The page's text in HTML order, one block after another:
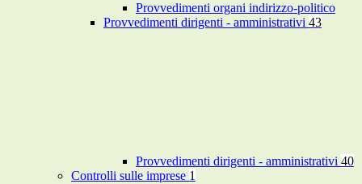
Provvedimenti organi indirizzo-politico
Provvedimenti dirigenti - amministrativi 43
Provvedimenti dirigenti - amministrativi 40
Controlli sulle imprese 1